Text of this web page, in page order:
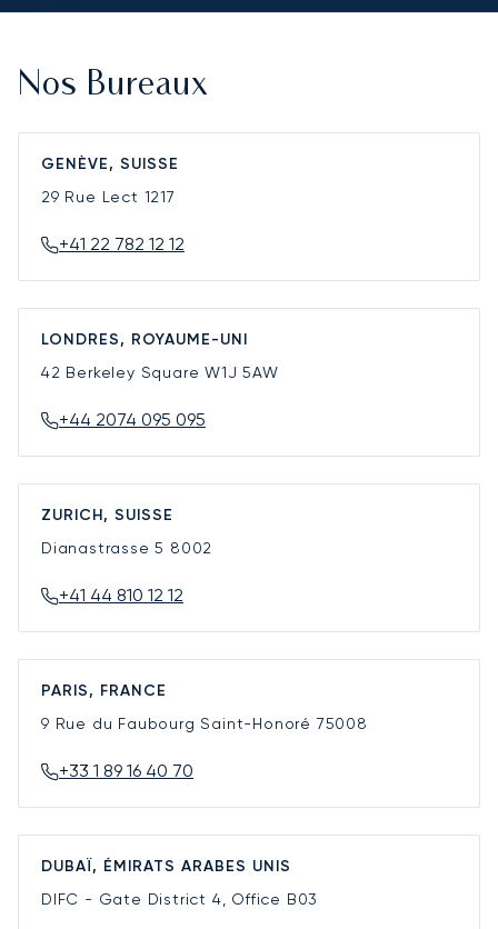
Nos Bureaux
GENÈVE, SUISSE
29 Rue Lect 1217
+41 22 782 12 12
LONDRES, ROYAUME-UNI
42 Berkeley SquareW1J 5AW
+44 2074 095 095
ZURICH, SUISSE
Dianastrasse 5 8002
+41 44 810 12 12
PARIS, FRANCE
9 Rue du Faubourg Saint-Honoré 75008
+33 1 89 16 40 70
DUBAÏ, ÉMIRATS ARABES UNIS
DIFC - Gate District 4, Office B03